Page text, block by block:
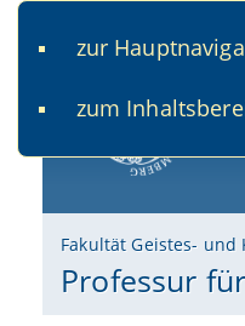
zur
zum
Fakultät Geistes-
Professur